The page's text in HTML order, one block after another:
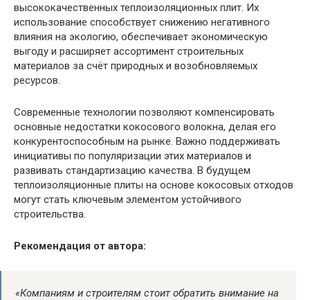
высококачественных теплоизоляционных плит. Их
использование способствует снижению негативного
влияния на экологию, обеспечивает экономическую
выгоду и расширяет ассортимент строительных
материалов за счёт природных и возобновляемых
ресурсов.
Современные технологии позволяют компенсировать
основные недостатки кокосового волокна, делая его
конкурентоспособным на рынке. Важно поддерживать
инициативы по популяризации этих материалов и
развивать стандартизацию качества. В будущем
теплоизоляционные плиты на основе кокосовых отходов
могут стать ключевым элементом устойчивого
строительства.
Рекомендация от автора:
«Компаниям и строителям стоит обратить внимание на